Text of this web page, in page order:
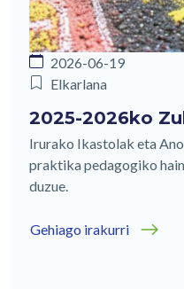
2026-06-19
Elkarlana
2025-2026ko
Irurako Ikastolak eta
praktika pedagogiko
duzue.
Gehiago irakurri